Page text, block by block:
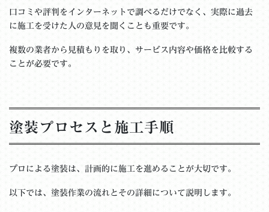
口コミや評判をインターネットで調べるだけでなく、実際に過去
に施工を受けた人の意見を聞くことも重要です。
複数の業者から見積もりを取り、サービス内容や価格を比較する
ことが必要です。
塗装プロセスと施工手順
プロによる塗装は、計画的に施工を進めることが大切です。
以下では、塗装作業の流れとその詳細について説明します。